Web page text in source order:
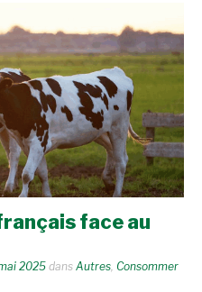
face au
2025 dans Autres Consommer